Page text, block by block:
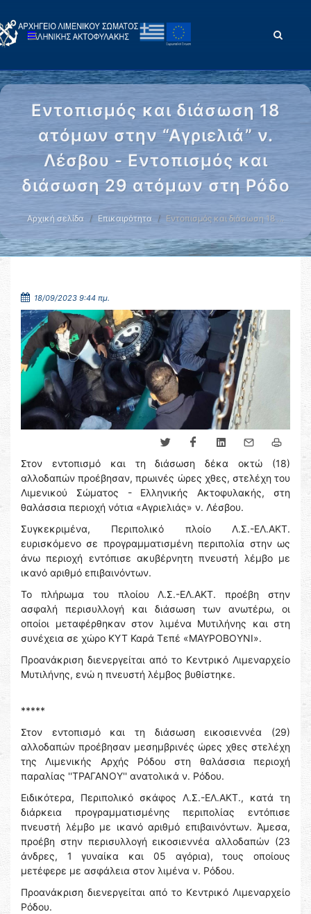
Εντοπισμός και διάσωση 18
ατόμων στην “Αγριελιά” ν.
Λέσβου - Εντοπισμός και
διάσωση 29 ατόμων στη Ρόδο
Αρχική σελίδα Επικαιρότητα Εντοπισμός και διάσωση 18 …
18/09/2023 9:44 πμ.
Στον εντοπισμό και τη διάσωση δέκα οκτώ (18)
αλλοδαπών προέβησαν, πρωινές ώρες χθες, στελέχη του
Λιμενικού Σώματος - Ελληνικής Ακτοφυλακής, στη
θαλάσσια περιοχή νότια «Αγριελιάς» ν. Λέσβου.
Συγκεκριμένα, Περιπολικό πλοίο Λ.Σ.-ΕΛ.ΑΚΤ.
ευρισκόμενο σε προγραμματισμένη περιπολία στην ως
άνω περιοχή εντόπισε ακυβέρνητη πνευστή λέμβο με
ικανό αριθμό επιβαινόντων.
Το πλήρωμα του πλοίου Λ.Σ.-ΕΛ.ΑΚΤ. προέβη στην
ασφαλή περισυλλογή και διάσωση των ανωτέρω, οι
οποίοι μεταφέρθηκαν στον λιμένα Μυτιλήνης και στη
συνέχεια σε χώρο ΚΥΤ Καρά Τεπέ «ΜΑΥΡΟΒΟΥΝΙ».
Προανάκριση διενεργείται από το Κεντρικό Λιμεναρχείο
Μυτιλήνης, ενώ η πνευστή λέμβος βυθίστηκε.
*****
Στον εντοπισμό και τη διάσωση εικοσιεννέα (29)
αλλοδαπών προέβησαν μεσημβρινές ώρες χθες στελέχη
της Λιμενικής Αρχής Ρόδου στη θαλάσσια περιοχή
παραλίας ''ΤΡΑΓΑΝΟΥ'' ανατολικά ν. Ρόδου.
Ειδικότερα, Περιπολικό σκάφος Λ.Σ.-ΕΛ.ΑΚΤ., κατά τη
διάρκεια προγραμματισμένης περιπολίας εντόπισε
πνευστή λέμβο με ικανό αριθμό επιβαινόντων. Άμεσα,
προέβη στην περισυλλογή εικοσιεννέα αλλοδαπών (23
άνδρες, 1 γυναίκα και 05 αγόρια), τους οποίους
μετέφερε με ασφάλεια στον λιμένα ν. Ρόδου.
Προανάκριση διενεργείται από το Κεντρικό Λιμεναρχείο
Ρόδου.